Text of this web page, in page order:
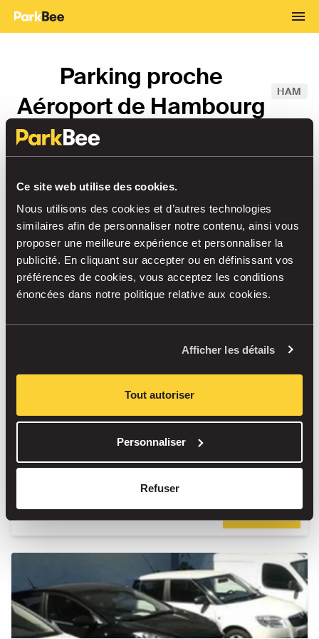
Ce site web utilise des cookies.
Nous utilisons des cookies et d’autres technologies
similaires afin de personnaliser notre contenu, ainsi vous
proposer une meilleure expérience et personnaliser la
publicité. En cliquant sur accepter ou en définissant vos
préférences de cookies, vous acceptez les conditions
énoncées dans notre politique relative aux cookies.
Afficher les détails
Tout autoriser
Personnaliser
Refuser
Parking proche
Aéroport de Hambourg
HAM
Au
Parking Aéroport
Trier par
Park Fly & Smile Valet
Réserver